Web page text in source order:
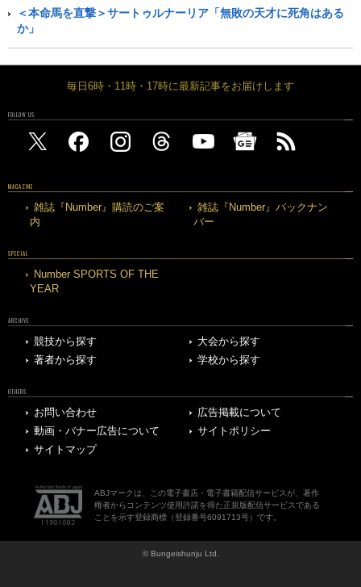
＜本命馬を直撃＞サートゥルナーリア「無敗の天才に死角はある
か」
毎日6時・11時・17時に最新記事をお届けします
FOLLOW US
MAGAZINE
雑誌『Number』購読のご案
内
雑誌『Number』バックナン
バー
SPECIAL
Number SPORTS OF THE
YEAR
ARCHIVE
競技から探す
大会から探す
著者から探す
学校から探す
OTHERS
お問い合わせ
広告掲載について
動画・バナー広告について
サイトポリシー
サイトマップ
ABJマークは、この電子書店・電子書籍配信サービスが、著作
権者からコンテンツ使用許諾を得た正規版配信サービスである
ことを示す登録商標（登録番号6091713号）です。
© Bungeishunju Ltd.